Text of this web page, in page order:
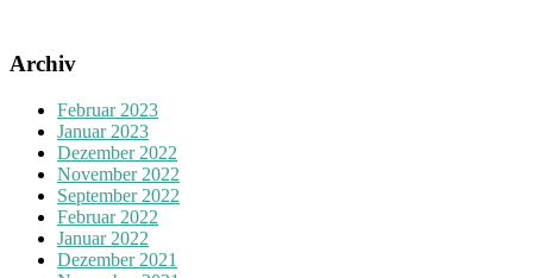
Archiv
Februar 2023
Januar 2023
Dezember 2022
November 2022
September 2022
Februar 2022
Januar 2022
Dezember 2021